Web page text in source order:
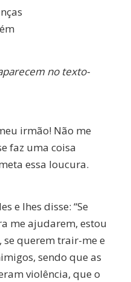
no texto-
irmão! Não me
faz uma coisa
essa loucura.
e lhes disse: “Se
me ajudarem, estou
se querem trair-me e
sendo que as
violência, que o